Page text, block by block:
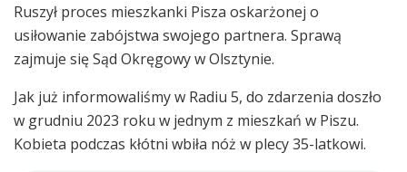
Ruszył proces mieszkanki Pisza oskarżonej o
usiłowanie zabójstwa swojego partnera. Sprawą
zajmuje się Sąd Okręgowy w Olsztynie.
Jak już informowaliśmy w Radiu 5, do zdarzenia doszło
w grudniu 2023 roku w jednym z mieszkań w Piszu.
Kobieta podczas kłótni wbiła nóż w plecy 35-latkowi.